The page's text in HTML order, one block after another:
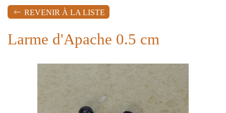
REVENIR À LA LISTE
Larme d'Apache 0.5 cm